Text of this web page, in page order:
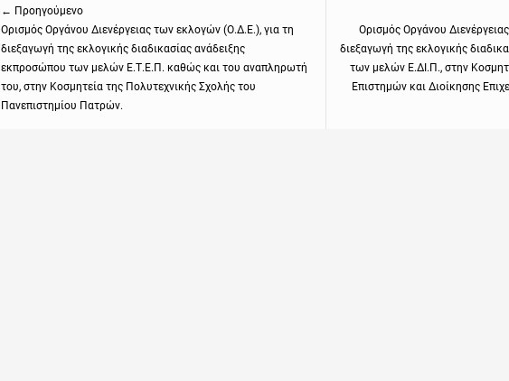
← Προηγούμενο
Previous
post:
Ορισμός Οργάνου Διενέργειας των εκλογών (Ο.Δ.Ε.), για τη
διεξαγωγή της εκλογικής διαδικασίας ανάδειξης
εκπροσώπου των μελών Ε.Τ.Ε.Π. καθώς και του αναπληρωτή
του, στην Κοσμητεία της Πολυτεχνικής Σχολής του
Πανεπιστημίου Πατρών.
Next
post:
Ορισμός Οργάνου
διεξαγωγή της εκλογικής
των μελών Ε.ΔΙ.Π., στην
Επιστημών και Διοίκησης